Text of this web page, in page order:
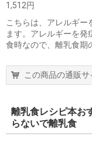
1,512円
こちらは、アレルギー
ます。アレルギーを
食時なので、離乳食期
この商品の通販サ
離乳食レシピ本お
らないで離乳食